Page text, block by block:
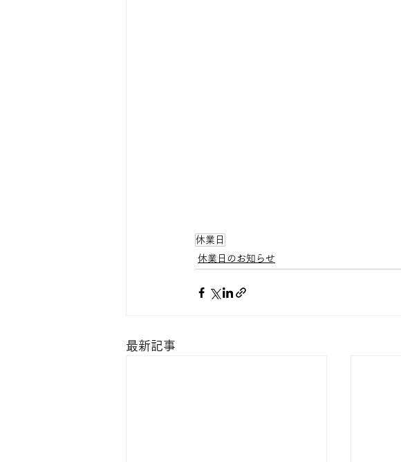
休業日
休業日のお知らせ
最新記事